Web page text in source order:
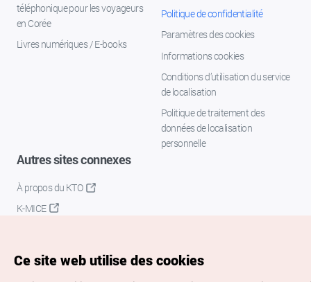
téléphonique pour les voyageurs
en Corée
Livres numériques / E-books
Politique de confidentialité
Paramètres des cookies
Informations cookies
Conditions d’utilisation du service
de localisation
Politique de traitement des
données de localisation
personnelle
Autres sites connexes
À propos du KTO
K-MICE
Ce site web utilise des cookies